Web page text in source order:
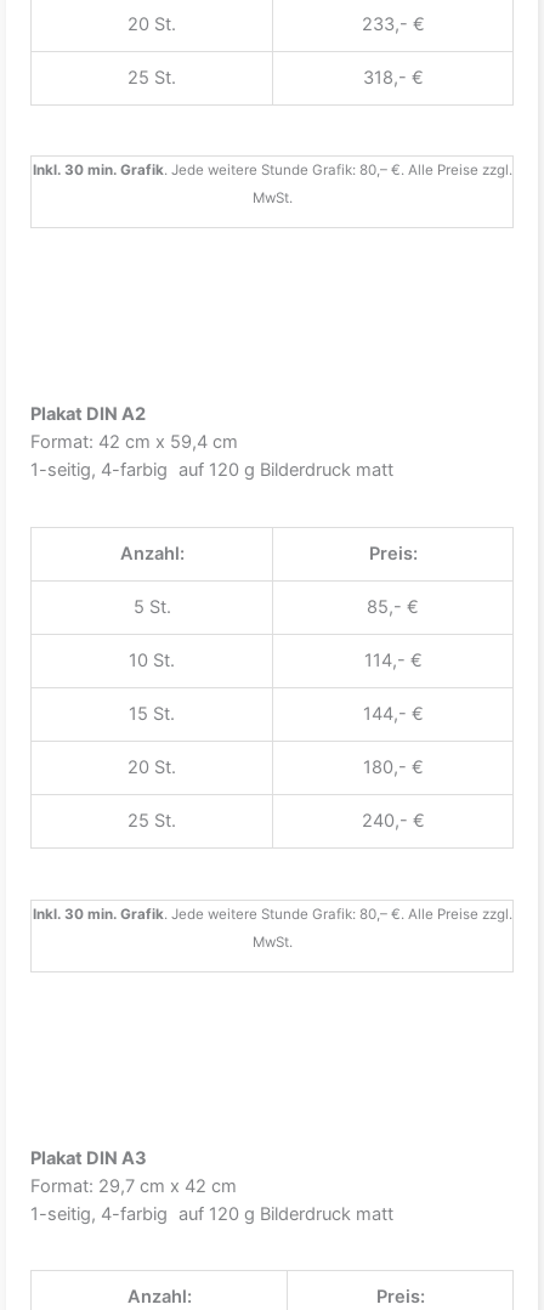
20 St. 233,- €
25 St. 318,- €
Inkl. 30 min. Grafik. Jede weitere Stunde Grafik: 80,– €. Alle Preise zzgl.
MwSt.
Plakat DIN A2
Format: 42 cm x 59,4 cm
1-seitig, 4-farbig auf 120 g Bilderdruck matt
Anzahl: Preis:
5 St. 85,- €
10 St. 114,- €
15 St. 144,- €
20 St. 180,- €
25 St. 240,- €
Inkl. 30 min. Grafik. Jede weitere Stunde Grafik: 80,– €. Alle Preise zzgl.
MwSt.
Plakat DIN A3
Format: 29,7 cm x 42 cm
1-seitig, 4-farbig auf 120 g Bilderdruck matt
Anzahl: Preis: